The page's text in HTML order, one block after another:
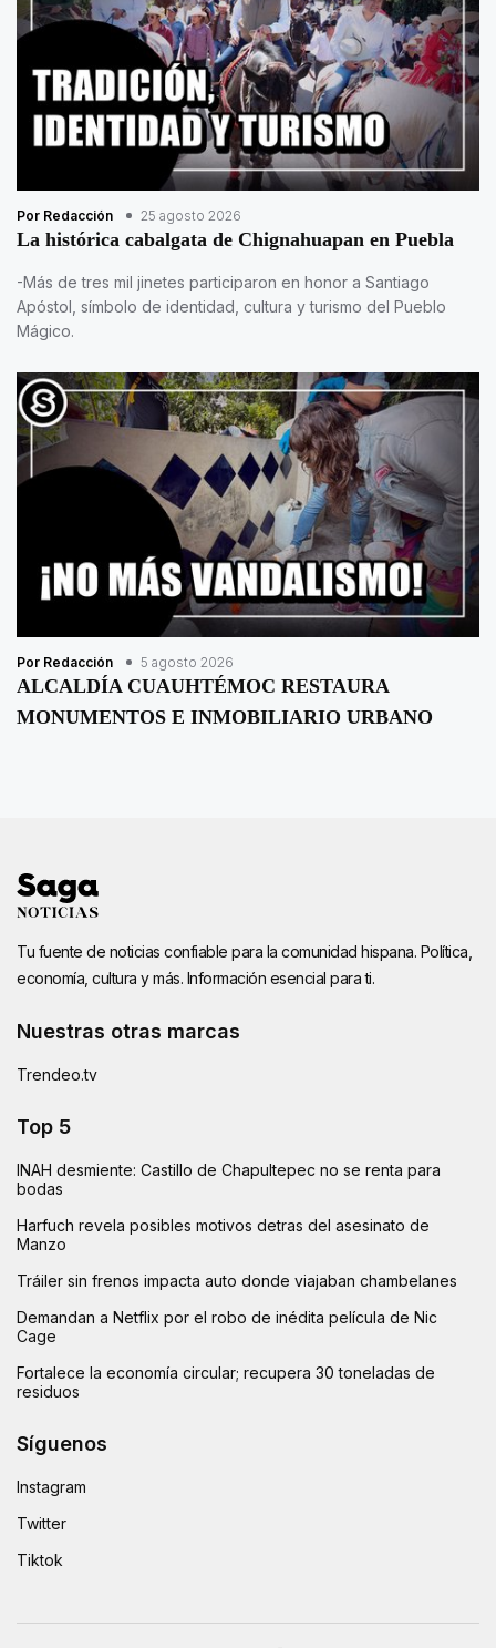
Por Redacción 25 agosto 2026
La histórica cabalgata de Chignahuapan en Puebla
-Más de tres mil jinetes participaron en honor a Santiago
Apóstol, símbolo de identidad, cultura y turismo del Pueblo
Mágico.
Por Redacción 5 agosto 2026
ALCALDÍA CUAUHTÉMOC RESTAURA
MONUMENTOS E INMOBILIARIO URBANO
Tu fuente de noticias confiable para la comunidad hispana. Política,
economía, cultura y más. Información esencial para ti.
Nuestras otras marcas
Trendeo.tv
Top 5
INAH desmiente: Castillo de Chapultepec no se renta para
bodas
Harfuch revela posibles motivos detras del asesinato de
Manzo
Tráiler sin frenos impacta auto donde viajaban chambelanes
Demandan a Netflix por el robo de inédita película de Nic
Cage
Fortalece la economía circular; recupera 30 toneladas de
residuos
Síguenos
Instagram
Twitter
Tiktok